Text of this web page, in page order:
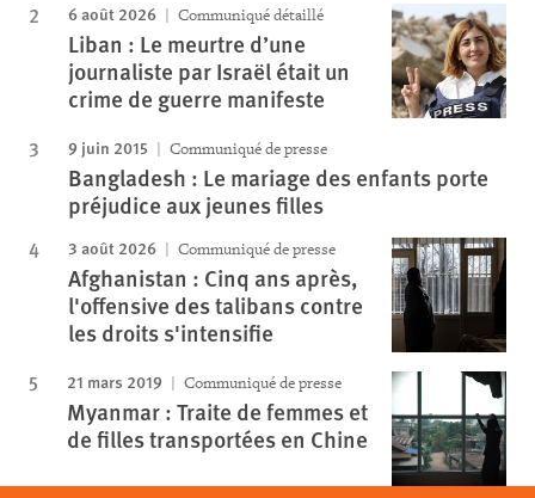
6 août 2026 Communiqué détaillé
Liban : Le meurtre d’une
journaliste par Israël était un
crime de guerre manifeste
9 juin 2015 Communiqué de presse
Bangladesh : Le mariage des enfants porte
préjudice aux jeunes filles
3 août 2026 Communiqué de presse
Afghanistan : Cinq ans après,
l'offensive des talibans contre
les droits s'intensifie
21 mars 2019 Communiqué de presse
Myanmar : Traite de femmes et
de filles transportées en Chine